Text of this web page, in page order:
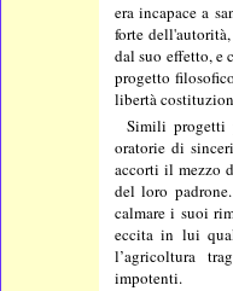
era incapace a
forte
dal suo effetto, e
progetto
libertà
Simili progetti
oratorie di
accorti il mezzo
del loro
calmare i suoi
eccita in lui
l’agricoltura
impotenti.